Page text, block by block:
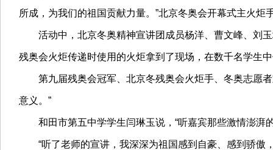
所成，为我们的祖国贡献力量。”北京冬奥会开幕式主火炬
活动中，北京冬奥精神宣讲团成员杨洋、曹文峰、刘
残奥会火炬传递时使用的火炬拿到了现场，在数千名学生
第九届残奥会冠军、北京冬残奥会火炬手、冬奥志愿
意义。”
和田市第五中学学生闫琳玉说，“听嘉宾那些激情澎
“听了老师的宣讲，我深深为祖国感到自豪、感到骄傲